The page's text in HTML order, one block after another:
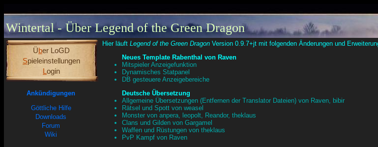
Wintertal - Über Legend of the Green Dragon
Über LoGD
Spieleinstellungen
Login
Ankündigungen
Göttliche Hilfe
Downloads
Forum
Wiki
Hier läuft Legend of the Green Dragon Version 0.9.7+jt mit folgenden Änderungen und
Neues Template Rabenthal von Raven
Mitspieler Anzeigefunktion
Dynamisches Statpanel
DB gesteuere Anzeigebereiche
Deutsche Übersetzung
Allgemeine Übersetzungen (Entfernen der Translator Dateien) von Raven, bibir
Rätsel und Spott von weasel
Monster von anpera, leopolt, Reandor, theklaus
Clans und Gilden von Gargamel
Waffen und Rüstungen von theklaus
PvP Kampf von Raven